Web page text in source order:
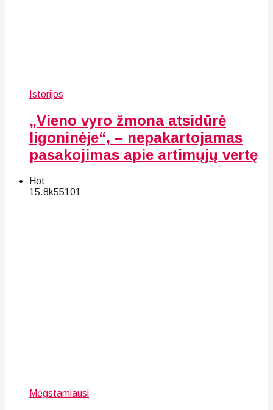
Istorijos
„Vieno vyro žmona atsidūrė
ligoninėje“, – nepakartojamas
pasakojimas apie artimųjų vertę
Hot
15.8k55101
Mėgstamiausi